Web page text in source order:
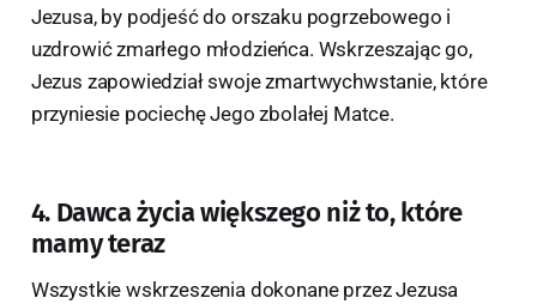
Jezusa, by podjeść do orszaku pogrzebowego i
uzdrowić zmarłego młodzieńca. Wskrzeszając go,
Jezus zapowiedział swoje zmartwychwstanie, które
przyniesie pociechę Jego zbolałej Matce.
4. Dawca życia większego niż to, które
mamy teraz
Wszystkie wskrzeszenia dokonane przez Jezusa